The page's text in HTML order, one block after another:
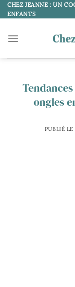
Passer
au
CHEZ JEANNE : UN
ENFANTS
ongles
PUBLIÉ LE